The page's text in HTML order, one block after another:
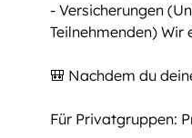
- Versicherungen
Teilnehmenden)
🎒 Nachdem du
Für Privatgruppen: